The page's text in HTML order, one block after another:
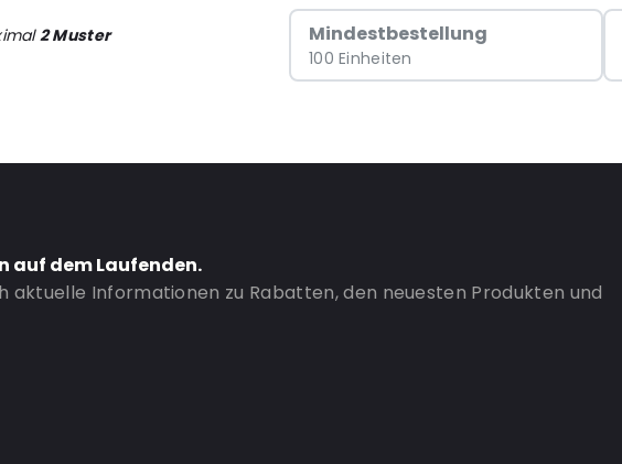
Mindestbestellung
100 Einheiten
2 Muster
auf dem Laufenden.
aktuelle Informationen zu Rabatten, den neuesten Produkten und